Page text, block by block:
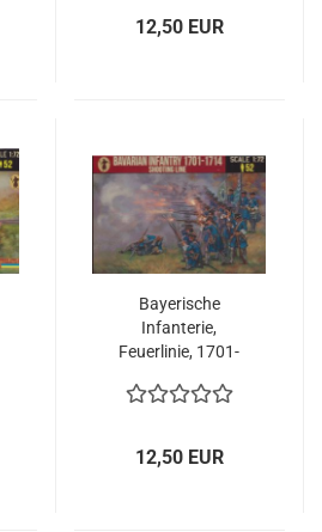
12,50 EUR
Bayerische
Infanterie,
Feuerlinie, 1701-
Erbfolgekrieg 1:72
12,50 EUR